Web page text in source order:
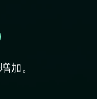
加。